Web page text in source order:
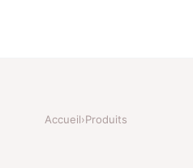
Accueil›Produits